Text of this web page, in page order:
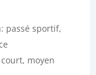
passé sportif,
moyen